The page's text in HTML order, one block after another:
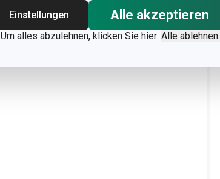
Einstellungen
Alle akzeptieren
Um alles abzulehnen, klicken Sie hier: Alle ablehnen.